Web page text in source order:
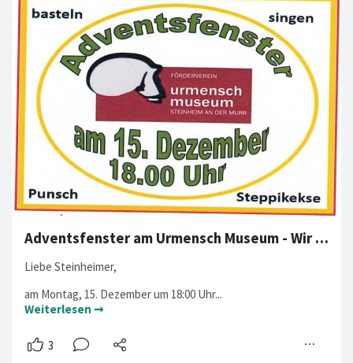
Adventsfenster am Urmensch Museum - Wir laden euch ein!
Liebe Steinheimer,
am Montag, 15. Dezember um 18:00 Uhr...
Weiterlesen ➞